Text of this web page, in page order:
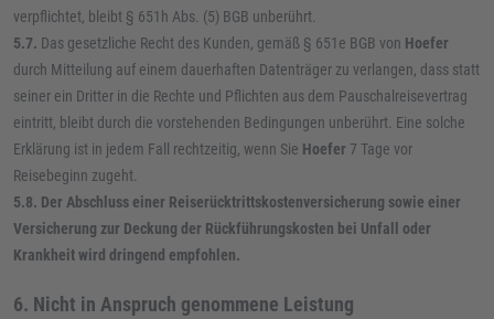
verpflichtet, bleibt § 651h Abs. (5) BGB unberührt.
5.7. Das gesetzliche Recht des Kunden, gemäß § 651e BGB von Hoefer
durch Mitteilung auf einem dauerhaften Datenträger zu verlangen, dass statt
seiner ein Dritter in die Rechte und Pflichten aus dem Pauschalreisevertrag
eintritt, bleibt durch die vorstehenden Bedingungen unberührt. Eine solche
Erklärung ist in jedem Fall rechtzeitig, wenn Sie Hoefer 7 Tage vor
Reisebeginn zugeht.
5.8. Der Abschluss einer Reiserücktrittskostenversicherung sowie einer
Versicherung zur Deckung der Rückführungskosten bei Unfall oder
Krankheit wird dringend empfohlen.
6. Nicht in Anspruch genommene Leistung